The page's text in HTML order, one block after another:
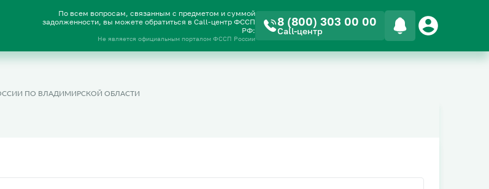
По всем вопросам, связанным с предметом и суммой
задолженности, вы можете обратиться в Call-центр ФССП
РФ:
Не является официальным порталом ФССП России
8 (800) 303 00 00
Call-центр
ПО ВЛАДИМИРСКОЙ ОБЛАСТИ